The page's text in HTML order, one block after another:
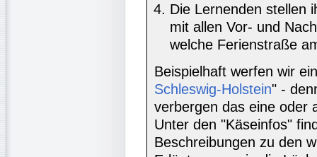
Die Lernenden stellen
mit allen Vor- und
welche Ferienstraße
Beispielhaft werfen wir
Schleswig-Holstein" -
verbergen das eine oder
Unter den "Käseinfos"
Beschreibungen zu den